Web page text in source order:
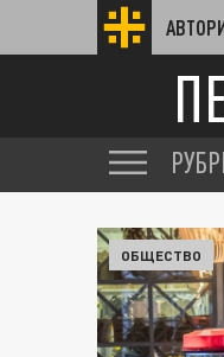
ОБЩЕСТВО